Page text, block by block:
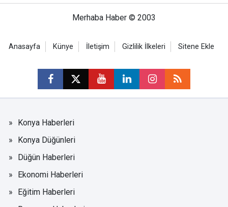
Merhaba Haber © 2003
Anasayfa Künye İletişim Gizlilik İlkeleri Sitene Ekle
Konya Haberleri
Konya Düğünleri
Düğün Haberleri
Ekonomi Haberleri
Eğitim Haberleri